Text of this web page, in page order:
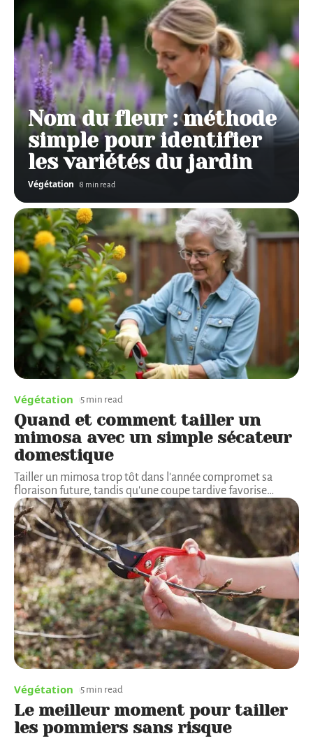
Nom du fleur : méthode
simple pour identifier
les variétés du jardin
Végétation 8 min read
Végétation 5 min read
Quand et comment tailler un
mimosa avec un simple sécateur
domestique
Tailler un mimosa trop tôt dans l'année compromet sa
floraison future, tandis qu'une coupe tardive favorise…
Végétation 5 min read
Le meilleur moment pour tailler
les pommiers sans risque